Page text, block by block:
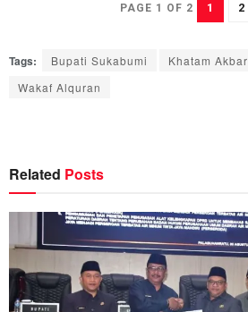
PAGE 1 OF 2 1 2
Tags: Bupati Sukabumi Khatam Akbar
Wakaf Alquran
Related Posts